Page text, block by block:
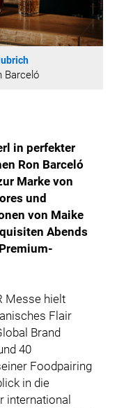
Barceló
in perfekter
Ron Barceló
Marke von
und
von Maike
Abends
Premium-
Messe hielt
Flair
Brand
40
Foodpairing
in die
international